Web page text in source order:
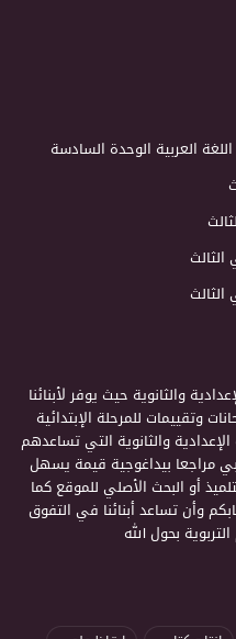
العربية الوحدة السادسة
والثانوية حيث يوفر لأبنائنا
وتقييمات للمرحلة الإبتدائية
والثانوية التي تساعدهم
مراجعا بيداغوجية قيمة يسهل
أو البحث الأصلي للموقع كما
وأن تساعد أبنائنا في التفوق
بحول الله